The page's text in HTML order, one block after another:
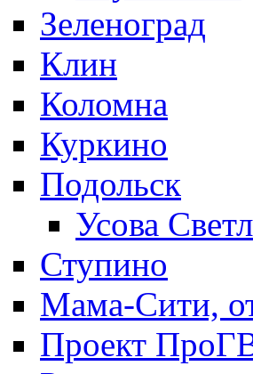
Зеленоград
Клин
Коломна
Куркино
Подольск
Усова
Ступино
Мама-Сити,
Проект